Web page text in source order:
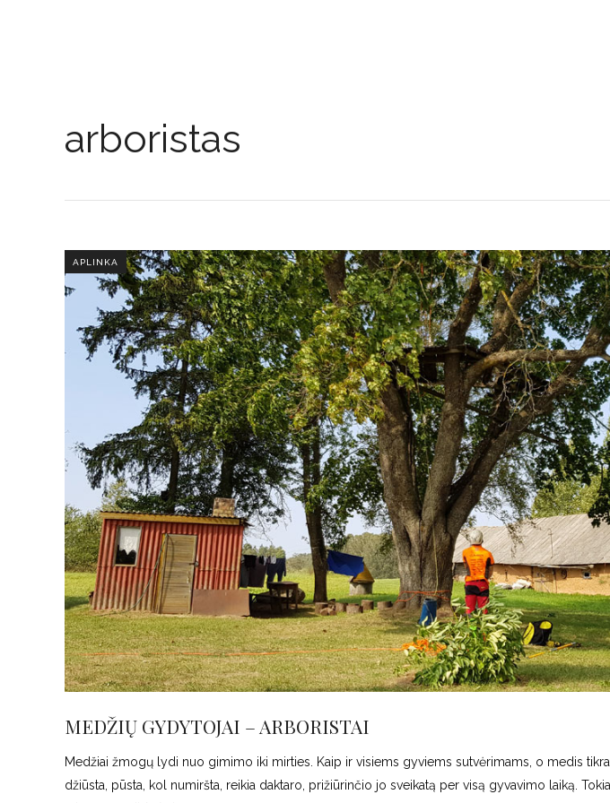
arboristas
APLINKA
MEDŽIŲ GYDYTOJAI – ARBORISTAI
Medžiai žmogų lydi nuo gimimo iki mirties. Kaip ir visiems gyviems sutvėrimams, o medis
džiūsta, pūsta, kol numiršta, reikia daktaro, prižiūrinčio jo sveikatą per visą gyvavimo laiką.